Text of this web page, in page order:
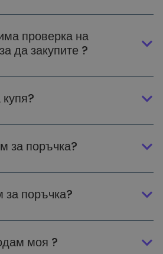
проверка на
да закупите ?
за поръчка?
поръчка?
моя ?